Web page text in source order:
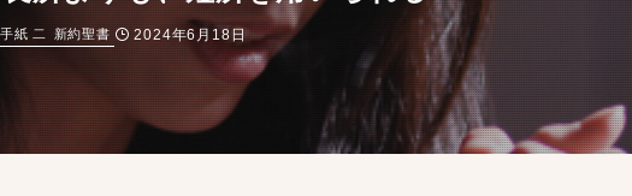
紙 二 新約聖書 2024年6月18日